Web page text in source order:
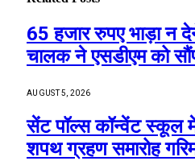
65 हजार रुपए भाड़ा न
चालक ने एसडीएम को
AUGUST 5, 2026
सेंट पॉल्स कॉन्वेंट स्कूल में
शपथ ग्रहण समारोह